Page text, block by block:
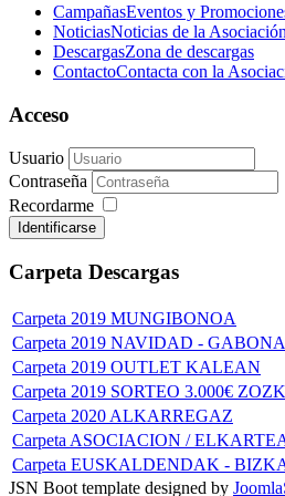
CampañasEventos y
NoticiasNoticias de la Asociación
DescargasZona de descargas
ContactoContacta con la
Acceso
Usuario
Contraseña
Recordarme
Identificarse
Carpeta Descargas
Carpeta 2019 MUNGIBONOA
Carpeta 2019 NAVIDAD -
Carpeta 2019 OUTLET KALEAN
Carpeta 2019 SORTEO 3.000€
Carpeta 2020 ALKARREGAZ
Carpeta ASOCIACION /
Carpeta EUSKALDENDAK -
JSN Boot template designed by